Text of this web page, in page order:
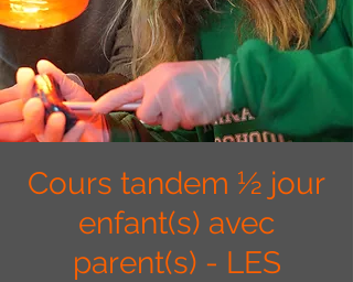
Cours tandem ½ jour
enfant(s) avec
parent(s) - LES